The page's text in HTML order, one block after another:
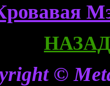
НАЗАД
©